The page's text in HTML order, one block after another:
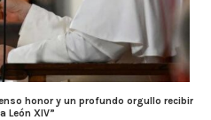
honor y un profundo orgullo recibir
León XIV”